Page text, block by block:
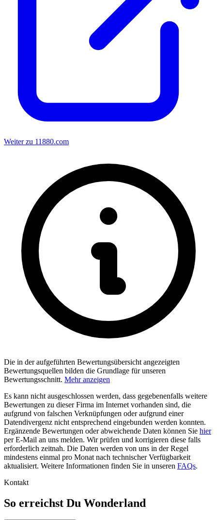
Weiter zu 11880.com
Die in der aufgeführten Bewertungsübersicht angezeigten
Bewertungsquellen bilden die Grundlage für unseren
Bewertungsschnitt. Mehr anzeigen
Es kann nicht ausgeschlossen werden, dass gegebenenfalls weitere
Bewertungen zu dieser Firma im Internet vorhanden sind, die
aufgrund von falschen Verknüpfungen oder aufgrund einer
Datendivergenz nicht entsprechend eingebunden werden konnten.
Ergänzende Bewertungen oder abweichende Daten können Sie hier
per E-Mail an uns melden. Wir prüfen und korrigieren diese falls
erforderlich zeitnah. Die Daten werden von uns in der Regel
mindestens einmal pro Monat nach technischer Verfügbarkeit
aktualisiert. Weitere Informationen finden Sie in unseren FAQs.
Kontakt
So erreichst Du Wonderland